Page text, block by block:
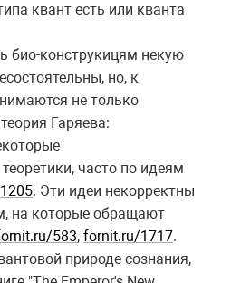
квант есть или кванта
био-конструкицям некую
но, к
не только
Гаряева:
часто по идеям
. Эти идеи некорректны
на которые обращают
583, fornit.ru/1717.
природе сознания,